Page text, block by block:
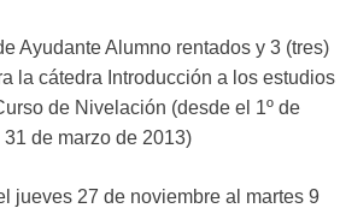
Ayudante Alumno rentados y 3 (tres)
la cátedra Introducción a los estudios
de Nivelación (desde el 1º de
de marzo de 2013)
jueves 27 de noviembre al martes 9